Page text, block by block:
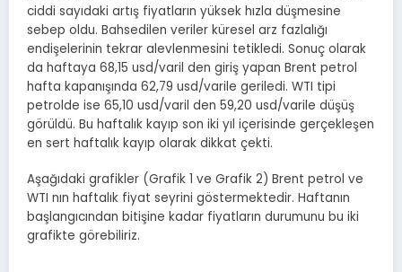
ciddi sayıdaki artış fiyatların yüksek hızla düşmesine
sebep oldu. Bahsedilen veriler küresel arz fazlalığı
endişelerinin tekrar alevlenmesini tetikledi. Sonuç olarak
da haftaya 68,15 usd/varil den giriş yapan Brent petrol
hafta kapanışında 62,79 usd/varile geriledi. WTI tipi
petrolde ise 65,10 usd/varil den 59,20 usd/varile düşüş
görüldü. Bu haftalık kayıp son iki yıl içerisinde gerçekleşen
en sert haftalık kayıp olarak dikkat çekti.
Aşağıdaki grafikler (Grafik 1 ve Grafik 2) Brent petrol ve
WTI nın haftalık fiyat seyrini göstermektedir. Haftanın
başlangıcından bitişine kadar fiyatların durumunu bu iki
grafikte görebiliriz.